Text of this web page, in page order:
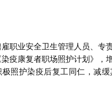
职业安全卫生管理人员、专
疫康复者职场照护计划》，
照护染疫后复工同仁，减